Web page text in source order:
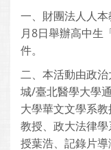
一、財團法人人
月8日舉辦高中生
件。
二、本活動由政
城/臺北醫學大學
大學華文文學系
教授、政大法律
授葉浩、記錄片